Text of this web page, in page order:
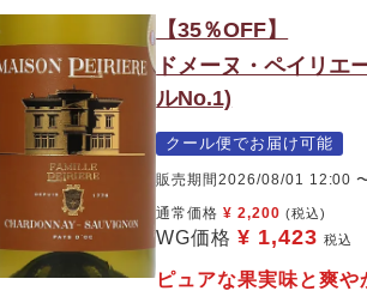
【35％OFF】
ドメーヌ・ペイリ
ルNo.1)
クール便でお届け可能
販売期間2026/08/01 12:00
通常価格 ¥ 2,200 (税込)
WG価格 ¥ 1,423 税込
ピュアな果実味と爽